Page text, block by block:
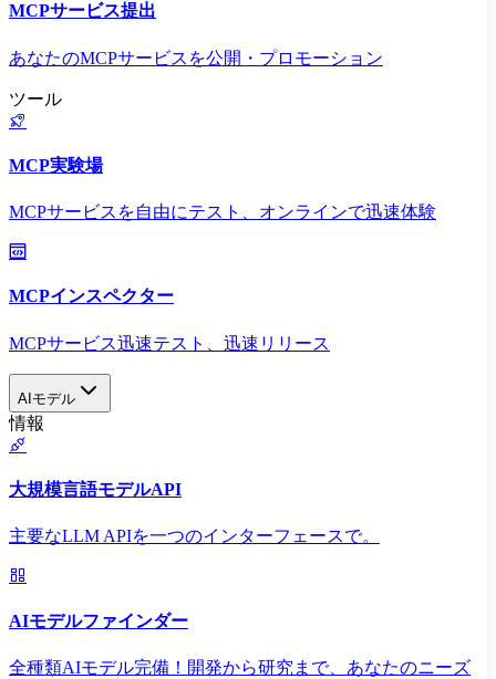
MCPサービス提出
あなたのMCPサービスを公開・プロモーション
ツール
MCP実験場
MCPサービスを自由にテスト、オンラインで迅速体験
MCPインスペクター
MCPサービス迅速テスト、迅速リリース
AIモデル
情報
大規模言語モデルAPI
主要なLLM APIを一つのインターフェースで。
AIモデルファインダー
全種類AIモデル完備！開発から研究まで、あなたのニーズ